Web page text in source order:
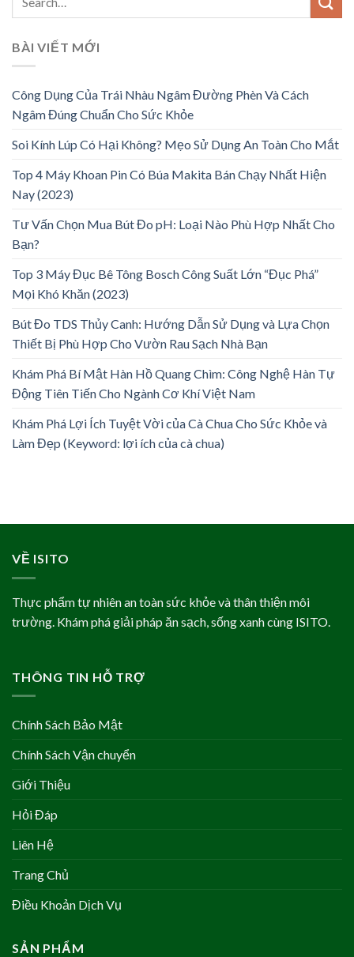
BÀI VIẾT MỚI
Công Dụng Của Trái Nhàu Ngâm Đường Phèn Và Cách
Ngâm Đúng Chuẩn Cho Sức Khỏe
Soi Kính Lúp Có Hại Không? Mẹo Sử Dụng An Toàn Cho Mắt
Top 4 Máy Khoan Pin Có Búa Makita Bán Chạy Nhất Hiện
Nay (2023)
Tư Vấn Chọn Mua Bút Đo pH: Loại Nào Phù Hợp Nhất Cho
Bạn?
Top 3 Máy Đục Bê Tông Bosch Công Suất Lớn “Đục Phá”
Mọi Khó Khăn (2023)
Bút Đo TDS Thủy Canh: Hướng Dẫn Sử Dụng và Lựa Chọn
Thiết Bị Phù Hợp Cho Vườn Rau Sạch Nhà Bạn
Khám Phá Bí Mật Hàn Hồ Quang Chìm: Công Nghệ Hàn Tự
Động Tiên Tiến Cho Ngành Cơ Khí Việt Nam
Khám Phá Lợi Ích Tuyệt Vời của Cà Chua Cho Sức Khỏe và
Làm Đẹp (Keyword: lợi ích của cà chua)
VỀ ISITO
Thực phẩm tự nhiên an toàn sức khỏe và thân thiện môi
trường. Khám phá giải pháp ăn sạch, sống xanh cùng ISITO.
THÔNG TIN HỖ TRỢ
Chính Sách Bảo Mật
Chính Sách Vận chuyển
Giới Thiệu
Hỏi Đáp
Liên Hệ
Trang Chủ
Điều Khoản Dịch Vụ
SẢN PHẨM